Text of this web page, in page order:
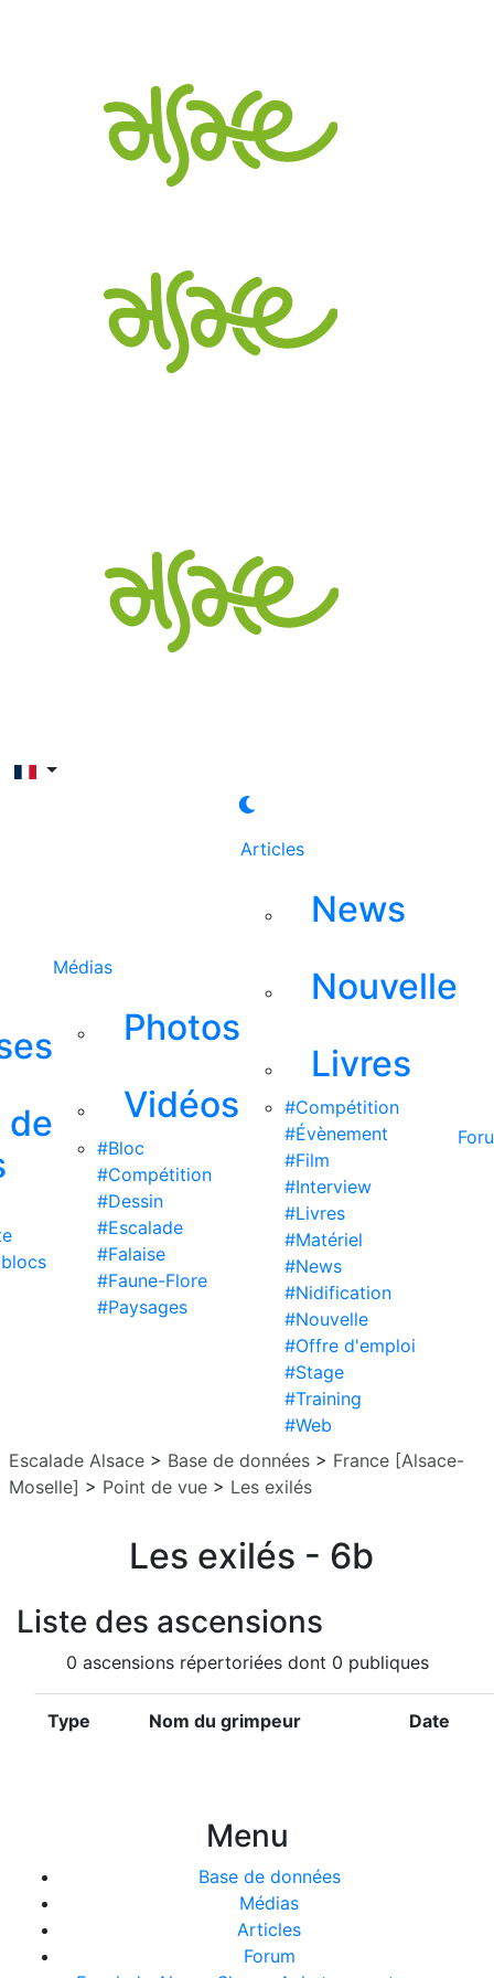
de
Médias
Photos
Vidéos
#Bloc
#Compétition
#Dessin
#Escalade
#Falaise
#Faune-Flore
#Paysages
Articles
News
Nouvelle
Livres
#Compétition
#Évènement
#Film
#Interview
#Livres
#Matériel
#News
#Nidification
#Nouvelle
#Offre d'emploi
#Stage
#Training
#Web
Escalade Alsace > Base de données > France [Alsace-
Moselle] > Point de vue > Les exilés
Les exilés - 6b
Liste des ascensions
0 ascensions répertoriées dont 0 publiques
Type Nom du grimpeur Date
Menu
Base de données
Médias
Articles
Forum